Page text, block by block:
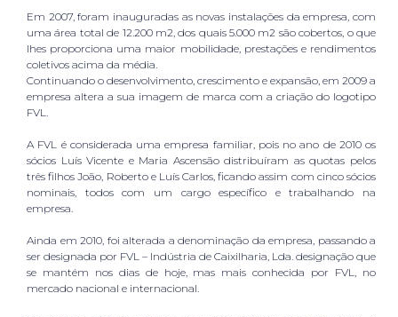
Em 2007, foram inauguradas as novas instalações da empresa, com
uma área total de 12.200 m2, dos quais 5.000 m2 são cobertos, o que
lhes proporciona uma maior mobilidade, prestações e rendimentos
coletivos acima da média.
Continuando o desenvolvimento, crescimento e expansão, em 2009 a
empresa altera a sua imagem de marca com a criação do logotipo
FVL.
A FVL é considerada uma empresa familiar, pois no ano de 2010 os
sócios Luís Vicente e Maria Ascensão distribuíram as quotas pelos
três filhos João, Roberto e Luís Carlos, ficando assim com cinco sócios
nominais, todos com um cargo específico e trabalhando na
empresa.
Ainda em 2010, foi alterada a denominação da empresa, passando a
ser designada por FVL – Indústria de Caixilharia, Lda. designação que
se mantém nos dias de hoje, mas mais conhecida por FVL, no
mercado nacional e internacional.